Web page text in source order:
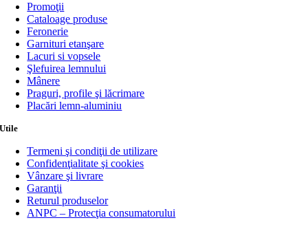
Promoţii
Cataloage produse
Feronerie
Garnituri etanşare
Lacuri si vopsele
Şlefuirea lemnului
Mânere
Praguri, profile şi lăcrimare
Placări lemn-aluminiu
Utile
Termeni şi condiţii de utilizare
Confidenţialitate şi cookies
Vânzare şi livrare
Garanţii
Returul produselor
ANPC – Protecţia consumatorului